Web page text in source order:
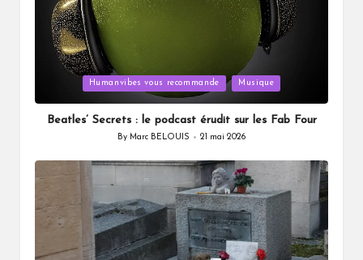
Humanvibes vous recommande Musique
Beatles’ Secrets : le podcast érudit sur les Fab Four
Posted
By Marc BELOUIS 21 mai 2026